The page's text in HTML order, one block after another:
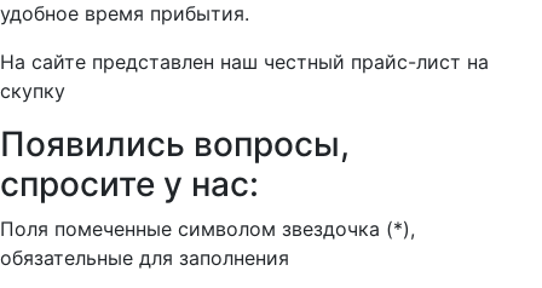
удобное время прибытия.
На сайте представлен наш честный прайс-лист на
скупку
Появились вопросы,
спросите у нас:
Поля помеченные символом звездочка (*),
обязательные для заполнения